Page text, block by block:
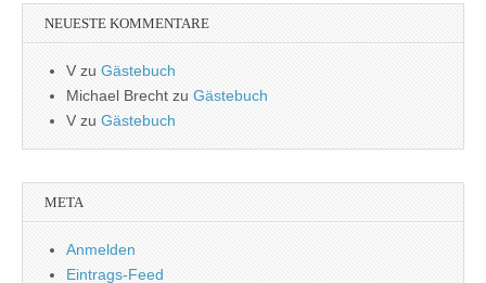
NEUESTE KOMMENTARE
V zu Gästebuch
Michael Brecht zu Gästebuch
Vzu Gästebuch
META
Anmelden
Eintrags-Feed